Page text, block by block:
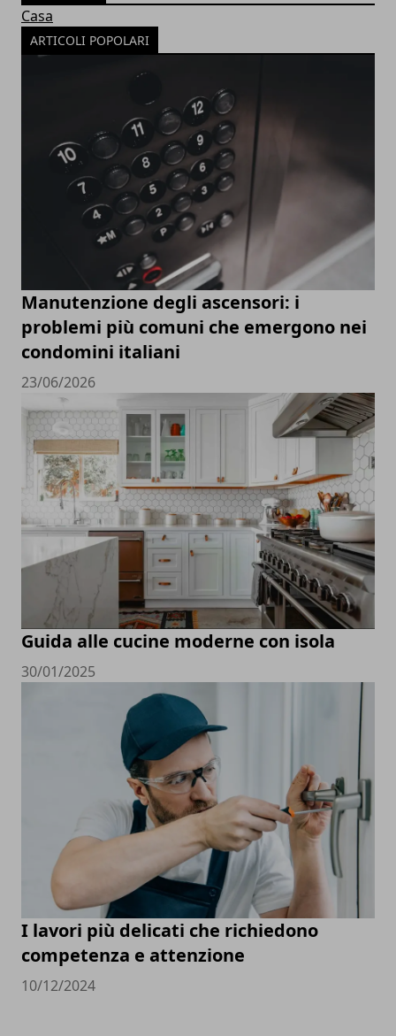
Casa
ARTICOLI POPOLARI
Manutenzione degli ascensori: i
problemi più comuni che emergono nei
condomini italiani
23/06/2026
Guida alle cucine moderne con isola
30/01/2025
I lavori più delicati che richiedono
competenza e attenzione
10/12/2024